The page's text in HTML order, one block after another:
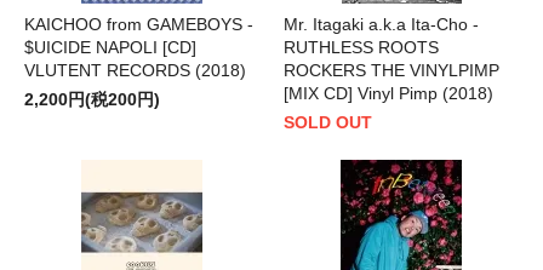
KAICHOO from GAMEBOYS -
$UICIDE NAPOLI [CD]
VLUTENT RECORDS (2018)
2,200円(税200円)
Mr. Itagaki a.k.a Ita-Cho -
RUTHLESS ROOTS
ROCKERS THE VINYLPIMP
[MIX CD] Vinyl Pimp (2018)
SOLD OUT